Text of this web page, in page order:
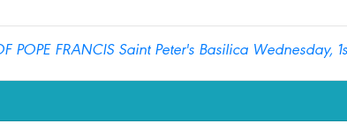
POPE FRANCIS Saint Peter's Basilica Wednesday,